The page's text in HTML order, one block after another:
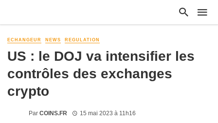
ECHANGEUR NEWS REGULATION
US : le DOJ va intensifier les
contrôles des exchanges
crypto
Par COINS.FR 15 mai 2023 à 11h16